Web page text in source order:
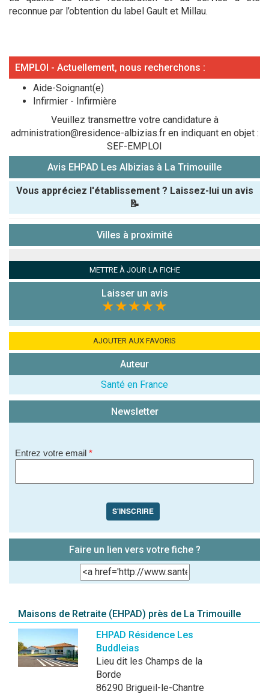
reconnue par l’obtention du label Gault et Millau.
EMPLOI - Actuellement, nous recherchons :
Aide-Soignant(e)
Infirmier - Infirmière
Veuillez transmettre votre candidature à
administration@residence-albizias.fr en indiquant en objet :
SEF-EMPLOI
Avis EHPAD Les Albizias à La Trimouille
Vous appréciez l'établissement ? Laissez-lui un avis
📝
Note que vous souhaitez attribuer :
chiffres) :
Avis sur
:
soit publié sur le site.)
Villes à proximité
METTRE À JOUR LA FICHE
Laisser un avis
★★★★★
AJOUTER AUX FAVORIS
Auteur
Santé en France
Newsletter
Entrez votre email *
S'INSCRIRE
Faire un lien vers votre fiche ?
Maisons de Retraite (EHPAD) près de La Trimouille
EHPAD Résidence Les
Buddleias
Lieu dit les Champs de la
Borde
86290 Brigueil-le-Chantre